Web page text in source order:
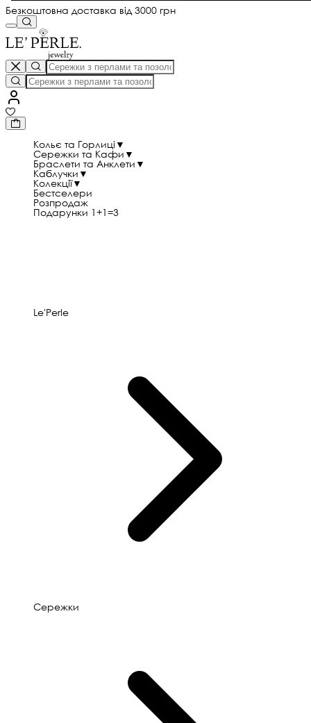
Безкоштовна доставка від 3000 грн
Кольє та Горлиці ▼
Сережки та Кафи ▼
Браслети та Анклети ▼
Каблучки ▼
Колекції▼
Бестселери
Розпродаж
Подарунки 1+1=3
Le'Perle
Сережки